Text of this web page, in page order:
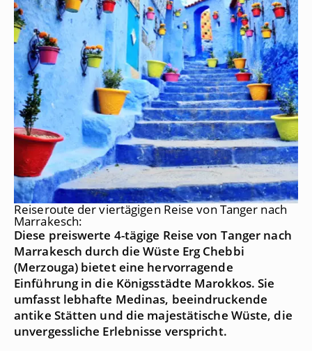
Reiseroute der viertägigen Reise von Tanger nach
Marrakesch:
Diese preiswerte 4-tägige Reise von Tanger nach
Marrakesch durch die Wüste Erg Chebbi
(Merzouga) bietet eine hervorragende
Einführung in die Königsstädte Marokkos. Sie
umfasst lebhafte Medinas, beeindruckende
antike Stätten und die majestätische Wüste, die
unvergessliche Erlebnisse verspricht.